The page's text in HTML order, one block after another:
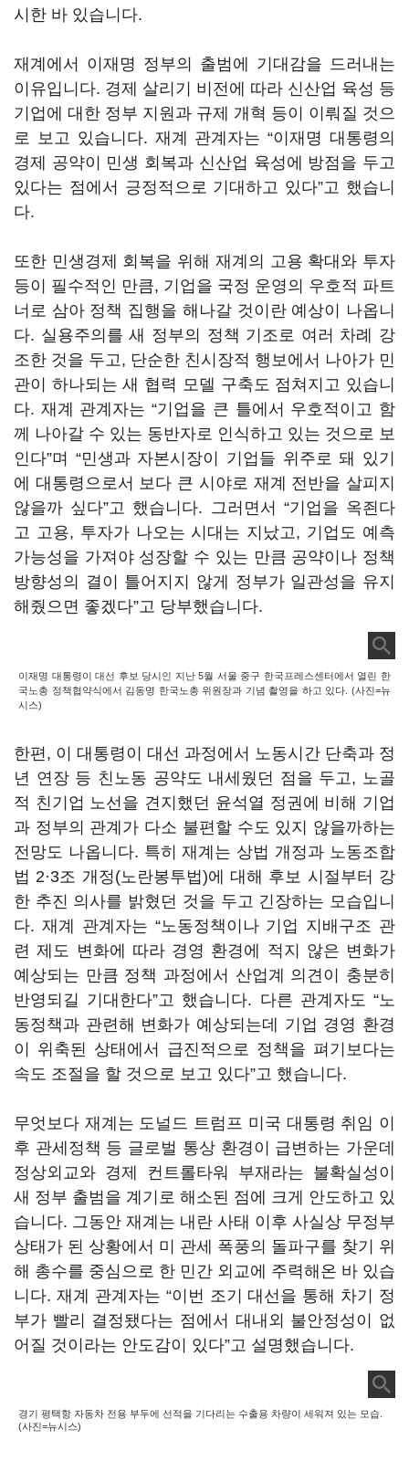
시한 바 있습니다.
재계에서 이재명 정부의 출범에 기대감을 드러내는
이유입니다. 경제 살리기 비전에 따라 신산업 육성 등
기업에 대한 정부 지원과 규제 개혁 등이 이뤄질 것으
로 보고 있습니다. 재계 관계자는“이재명 대통령의
경제 공약이 민생 회복과 신산업 육성에 방점을 두고
있다는 점에서 긍정적으로 기대하고 있다”고 했습니
다.
또한 민생경제 회복을 위해 재계의 고용 확대와 투자
등이 필수적인 만큼, 기업을 국정 운영의 우호적 파트
너로 삼아 정책 집행을 해나갈 것이란 예상이 나옵니
다. 실용주의를 새 정부의 정책 기조로 여러 차례 강
조한 것을 두고, 단순한 친시장적 행보에서 나아가 민
관이 하나되는 새 협력 모델 구축도 점쳐지고 있습니
다. 재계 관계자는“기업을 큰 틀에서 우호적이고 함
께 나아갈 수 있는 동반자로 인식하고 있는 것으로 보
인다”며 “민생과 자본시장이 기업들 위주로 돼 있기
에 대통령으로서 보다 큰 시야로 재계 전반을 살피지
않을까 싶다”고 했습니다. 그러면서 “기업을 옥죈다
고 고용, 투자가 나오는 시대는 지났고, 기업도 예측
가능성을 가져야 성장할 수 있는 만큼 공약이나 정책
방향성의 결이 틀어지지 않게 정부가 일관성을 유지
해줬으면 좋겠다”고 당부했습니다.
이재명 대통령이 대선 후보 당시인 지난 5월 서울 중구 한국프레스센터에서 열린 한
국노총 정책협약식에서 김동명 한국노총 위원장과 기념 촬영을 하고 있다. (사진=뉴
시스)
한편, 이 대통령이 대선 과정에서 노동시간 단축과 정
년 연장 등 친노동 공약도 내세웠던 점을 두고, 노골
적 친기업 노선을 견지했던 윤석열 정권에 비해 기업
과 정부의 관계가 다소 불편할 수도 있지 않을까하는
전망도 나옵니다. 특히 재계는 상법 개정과 노동조합
법 2·3조 개정(노란봉투법)에 대해 후보 시절부터 강
한 추진 의사를 밝혔던 것을 두고 긴장하는 모습입니
다. 재계 관계자는 “노동정책이나 기업 지배구조 관
련 제도 변화에 따라 경영 환경에 적지 않은 변화가
예상되는 만큼 정책 과정에서 산업계 의견이 충분히
반영되길 기대한다”고 했습니다. 다른 관계자도“노
동정책과 관련해 변화가 예상되는데 기업 경영 환경
이 위축된 상태에서 급진적으로 정책을 펴기보다는
속도 조절을 할 것으로 보고 있다”고 했습니다.
무엇보다 재계는 도널드 트럼프 미국 대통령 취임 이
후 관세정책 등 글로벌 통상 환경이 급변하는 가운데
정상외교와 경제 컨트롤타워 부재라는 불확실성이
새 정부 출범을 계기로 해소된 점에 크게 안도하고 있
습니다. 그동안 재계는 내란 사태 이후 사실상 무정부
상태가 된 상황에서 미 관세 폭풍의 돌파구를 찾기 위
해 총수를 중심으로 한 민간 외교에 주력해온 바 있습
니다. 재계 관계자는 “이번 조기 대선을 통해 차기 정
부가 빨리 결정됐다는 점에서 대내외 불안정성이 없
어질 것이라는 안도감이 있다”고 설명했습니다.
경기 평택항 자동차 전용 부두에 선적을 기다리는 수출용 차량이 세워져 있는 모습.
(사진=뉴시스)